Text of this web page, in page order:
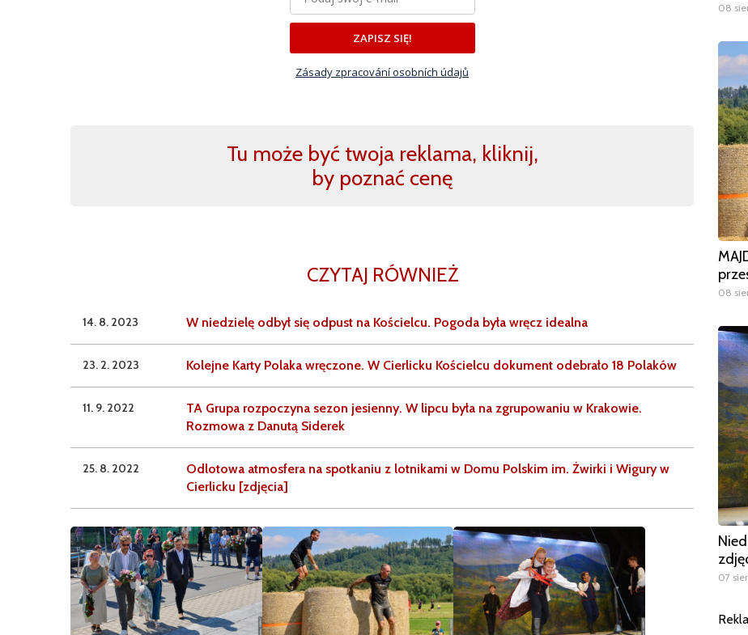
ZAPISZ SIĘ!
Zásady zpracování osobních údajů
Tu może być twoja reklama, kliknij,
by poznać cenę
CZYTAJ RÓWNIEŻ
14. 8. 2023 W niedzielę odbył się odpust na Kościelcu. Pogoda była wręcz idealna
23. 2. 2023 Kolejne Karty Polaka wręczone. W Cierlicku Kościelcu dokument odebrało 18 Polaków
11. 9. 2022
TA Grupa rozpoczyna sezon jesienny. W lipcu była na zgrupowaniu w Krakowie.
Rozmowa z Danutą Siderek
25. 8. 2022
Odlotowa atmosfera na spotkaniu z lotnikami w Domu Polskim im. Żwirki i Wigury w
Cierlicku [zdjęcia]
08
08
07